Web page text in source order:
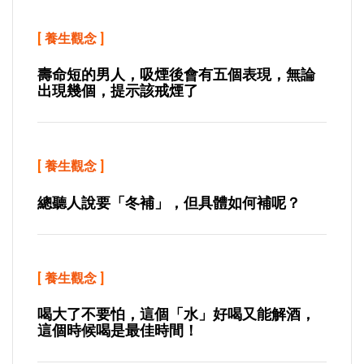
[ 養生觀念 ]
壽命短的男人，吸煙後會有五個表現，無論
出現幾個，提示該戒煙了
[ 養生觀念 ]
總聽人說要「冬補」，但具體如何補呢？
[ 養生觀念 ]
喝大了不要怕，這個「水」好喝又能解酒，
這個時候喝是最佳時間！